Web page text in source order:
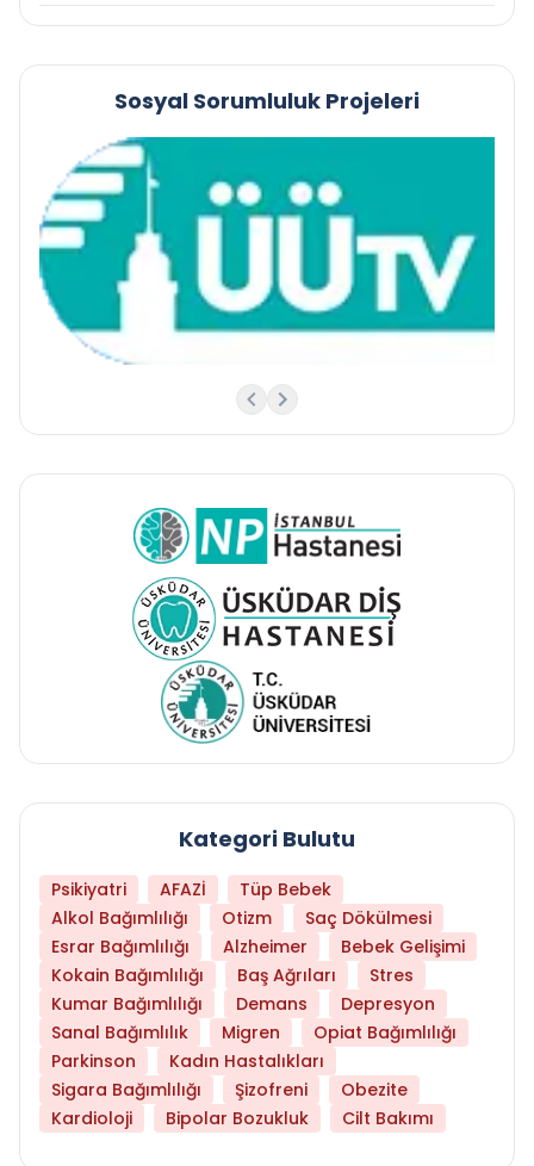
Sosyal Sorumluluk Projeleri
Kategori Bulutu
Psikiyatri AFAZİ
Tüp Bebek
Alkol Bağımlılığı
Otizm
Saç Dökülmesi
Esrar Bağımlılığı
Alzheimer
Bebek Gelişimi
Kokain Bağımlılığı
Baş Ağrıları
Stres
Kumar Bağımlılığı
Demans
Depresyon
Sanal Bağımlılık
Migren
Opiat Bağımlılığı
Parkinson
Kadın Hastalıkları
Sigara Bağımlılığı
Şizofreni
Obezite
Kardioloji
Bipolar Bozukluk Cilt Bakımı